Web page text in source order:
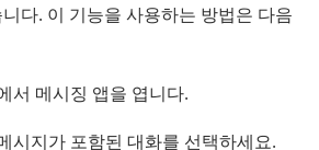
다. 이 기능을 사용하는 방법은 다음
서 메시징 앱을 엽니다.
시지가 포함된 대화를 선택하세요.